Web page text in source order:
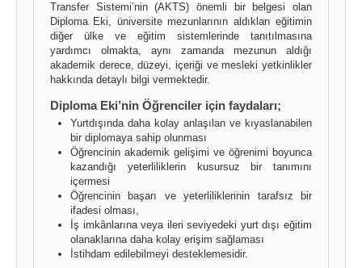
Transfer Sistemi’nin (AKTS) önemli bir belgesi olan
Diploma Eki, üniversite mezunlarının aldıkları eğitimin
diğer ülke ve eğitim sistemlerinde tanıtılmasına
yardımcı olmakta, aynı zamanda mezunun aldığı
akademik derece, düzeyi, içeriği ve mesleki yetkinlikler
hakkında detaylı bilgi vermektedir.
Diploma Eki’nin Öğrenciler için faydaları;
Yurtdışında daha kolay anlaşılan ve kıyaslanabilen
bir diplomaya sahip olunması
Öğrencinin akademik gelişimi ve öğrenimi boyunca
kazandığı yeterliliklerin kusursuz bir tanımını
içermesi
Öğrencinin başarı ve yeterliliklerinin tarafsız bir
ifadesi olması,
İş imkânlarına veya ileri seviyedeki yurt dışı eğitim
olanaklarına daha kolay erişim sağlaması
İstihdam edilebilmeyi desteklemesidir.